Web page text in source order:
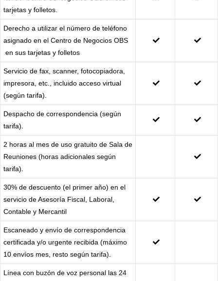
tarjetas y folletos.
Derecho a utilizar el número de teléfono
asignado en el Centro de Negocios OBS
en sus tarjetas y folletos
Servicio de fax, scanner, fotocopiadora,
impresora, etc., incluido acceso virtual
(según tarifa).
Despacho de correspondencia (según
tarifa).
2 horas al mes de uso gratuito de Sala de
Reuniones (horas adicionales según
tarifa).
30% de descuento (el primer año) en el
servicio de Asesoría Fiscal, Laboral,
Contable y Mercantil
Escaneado y envío de correspondencia
certificada y/o urgente recibida (máximo
10 envíos mes, resto según tarifa).
Línea con buzón de voz personal las 24